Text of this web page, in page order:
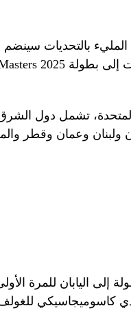
بالتحديات
المتحدة، تشمل دول
ولبنان وعمان وقطر
كاسوميجاسيكي